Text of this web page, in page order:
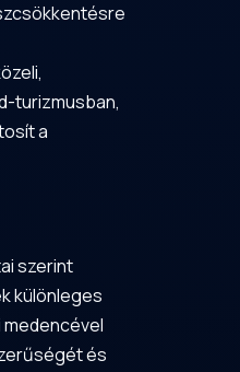
turizmusban,
a
szerint
különleges
és